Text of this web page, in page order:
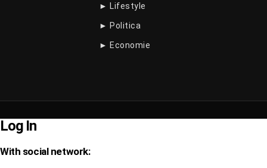
► Lifestyle
► Politica
► Economie
Log In
With social network: